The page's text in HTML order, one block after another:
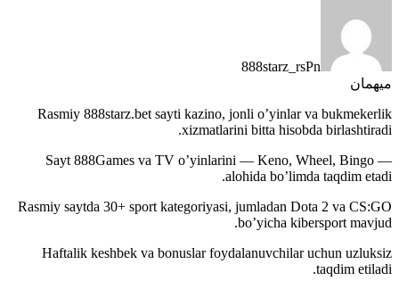
888starz_rsPn
میهمان
Rasmiy 888starz.bet sayti kazino, jonli o’yinlar va bukmekerlik
xizmatlarini bitta hisobda birlashtiradi.
Sayt 888Games va TV o’yinlarini — Keno, Wheel, Bingo —
alohida bo’limda taqdim etadi.
Rasmiy saytda 30+ sport kategoriyasi, jumladan Dota 2 va CS:GO
bo’yicha kibersport mavjud.
Haftalik keshbek va bonuslar foydalanuvchilar uchun uzluksiz
taqdim etiladi.